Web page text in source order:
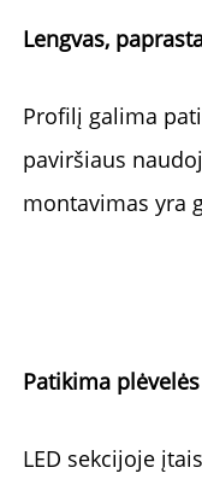
Lengvas,
Profilį galima
paviršiaus
montavimas yra
Patikima
LED sekcijoje